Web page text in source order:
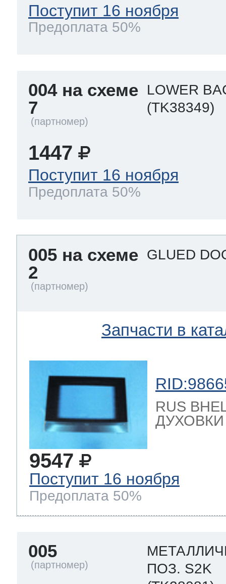
Поступит 16 ноября
Предоплата 50%
004 на схеме
7
LOWER
(TK38349)
1447
Поступит 16 ноября
Предоплата 50%
005 на схеме
2
GLUED
Запчасти в
RUS
ДУХОВКИ
9547
Поступит 16 ноября
Предоплата 50%
005
ПОЗ. S2K